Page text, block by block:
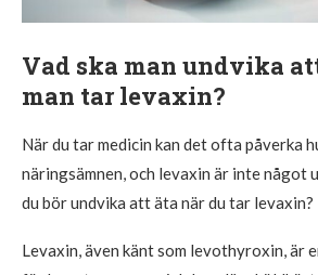
Vad ska man undvika
man tar levaxin?
När du tar medicin kan det ofta påverka
näringsämnen, och levaxin är inte något
du bör undvika att äta när du tar levaxin?
Levaxin, även känt som levothyroxin, är